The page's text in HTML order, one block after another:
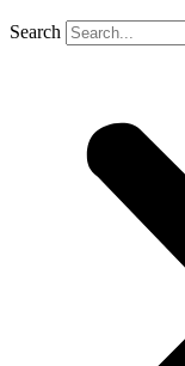
Search